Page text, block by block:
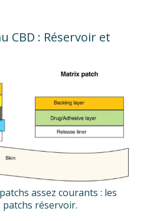
CBD : Réservoir et
assez courants : les
réservoir.